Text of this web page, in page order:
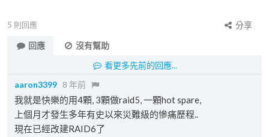
5 則回應
分享
回應
沒有幫助
看更多先前的回應...
aaron3399 8 年前
我就是快樂的用4顆, 3顆做raid5, 一顆hot spare,
上個月才發生多年有史以來災難級的慘痛歷程..
現在已經改建RAID6了